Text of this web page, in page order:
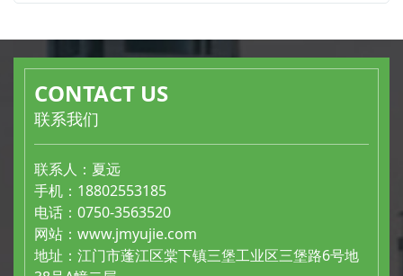
CONTACT US
联系我们
联系人：夏远
手机：18802553185
电话：0750-3563520
网站： www.jmyujie.com
地址：江门市蓬江区棠下镇三堡工业区三堡路6号地